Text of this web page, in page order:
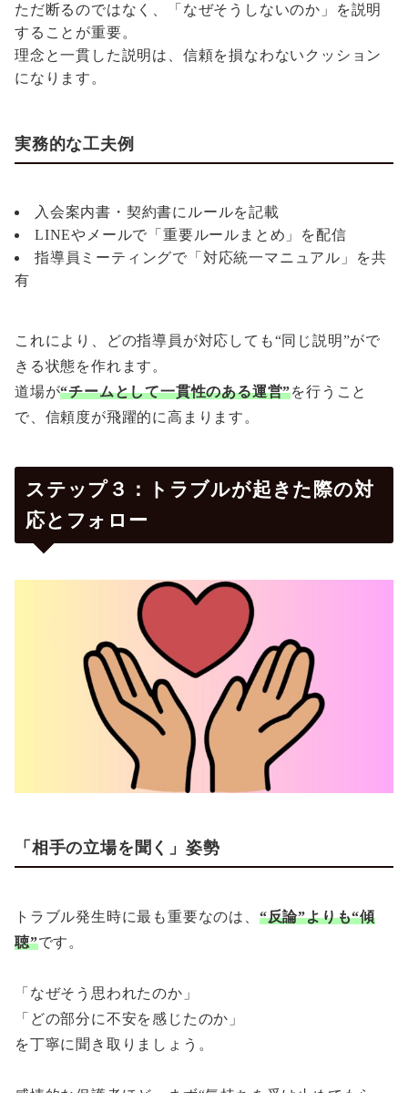
ただ断るのではなく、「なぜそうしないのか」を説明
することが重要。
理念と一貫した説明は、信頼を損なわないクッション
になります。
実務的な工夫例
入会案内書・契約書にルールを記載
LINEやメールで「重要ルールまとめ」を配信
指導員ミーティングで「対応統一マニュアル」を共
有
これにより、どの指導員が対応しても“同じ説明”がで
きる状態を作れます。
道場が“チームとして一貫性のある運営”を行うこと
で、信頼度が飛躍的に高まります。
ステップ３：トラブルが起きた際の対
応とフォロー
「相手の立場を聞く」姿勢
トラブル発生時に最も重要なのは、 “反論”よりも“傾
聴”です。
「なぜそう思われたのか」
「どの部分に不安を感じたのか」
を丁寧に聞き取りましょう。